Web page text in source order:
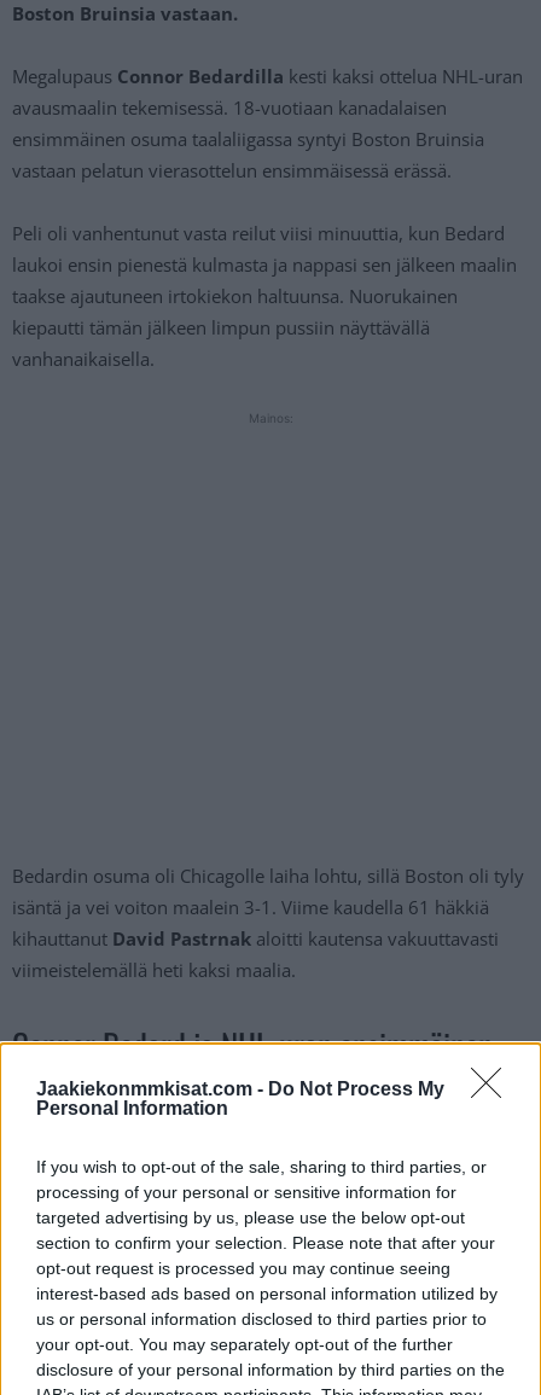
Jaakiekonmmkisat.com - Do Not Process My
Personal Information
If you wish to opt-out of the sale, sharing to third parties, or
processing of your personal or sensitive information for
targeted advertising by us, please use the below opt-out
section to confirm your selection. Please note that after your
opt-out request is processed you may continue seeing
interest-based ads based on personal information utilized by
us or personal information disclosed to third parties prior to
your opt-out. You may separately opt-out of the further
disclosure of your personal information by third parties on the
Boston Bruinsia vastaan.
Megalupaus Connor Bedardilla kesti kaksi ottelua NHL-uran
avausmaalin tekemisessä. 18-vuotiaan kanadalaisen
ensimmäinen osuma taalaliigassa syntyi Boston Bruinsia
vastaan pelatun vierasottelun ensimmäisessä erässä.
Peli oli vanhentunut vasta reilut viisi minuuttia, kun Bedard
laukoi ensin pienestä kulmasta ja nappasi sen jälkeen maalin
taakse ajautuneen irtokiekon haltuunsa. Nuorukainen
kiepautti tämän jälkeen limpun pussiin näyttävällä
vanhanaikaisella.
Mainos:
Bedardin osuma oli Chicagolle laiha lohtu, sillä Boston oli tyly
isäntä ja vei voiton maalein 3-1. Viime kaudella 61 häkkiä
kihauttanut David Pastrnak aloitti kautensa vakuuttavasti
viimeistelemällä heti kaksi maalia.
Connor Bedard ja NHL-uran ensimmäinen
maali:
76142
Jos video ei näy, voit katsoa sentästä.